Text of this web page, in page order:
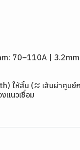
70–110A |
ให้สั้น (≈ เส้นผ่าศูนย์
แนวเชื่อม